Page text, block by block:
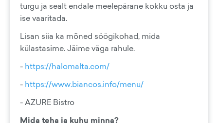
turgu ja sealt endale meelepärane kokku osta ja
ise vaaritada.
Lisan siia ka mõned söögikohad, mida
külastasime. Jäime väga rahule.
- https://halomalta.com/
- https://www.biancos.info/menu/
- AZURE Bistro
Mida teha ja kuhu minna?